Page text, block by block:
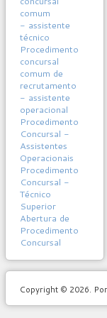
comum
- assistente
técnico
Procedimento
concursal
comum de
recrutamento
- assistente
operacional
Procedimento
Concursal -
Assistentes
Operacionais
Procedimento
Concursal -
Técnico
Superior
Abertura de
Procedimento
Concursal
Copyright © 2026.